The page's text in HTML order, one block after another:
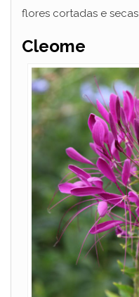
flores cortadas e secas .
Cleome